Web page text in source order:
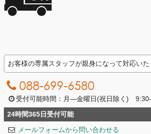
お客様の専属スタッフが親身になって対応いた
088-699-6580
受付可能時間：月―金曜日(祝日除く)
24時間365日受付可能
メールフォームから問い合わせる